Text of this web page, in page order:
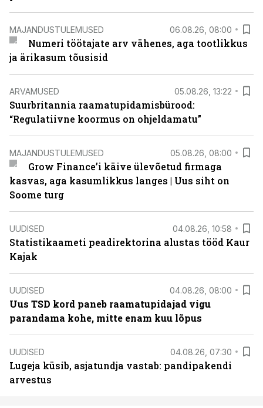
MAJANDUSTULEMUSED 06.08.26, 08:00
Numeri töötajate arv vähenes, aga tootlikkus
ja ärikasum tõusisid
ARVAMUSED 05.08.26, 13:22
Suurbritannia raamatupidamisbürood:
“Regulatiivne koormus on ohjeldamatu”
MAJANDUSTULEMUSED 05.08.26, 08:00
Grow Finance’i käive ülevõetud firmaga
kasvas, aga kasumlikkus langes | Uus siht on
Soome turg
UUDISED 04.08.26, 10:58
Statistikaameti peadirektorina alustas tööd Kaur
Kajak
UUDISED 04.08.26, 08:00
Uus TSD kord paneb raamatupidajad vigu
parandama kohe, mitte enam kuu lõpus
UUDISED 04.08.26, 07:30
Lugeja küsib, asjatundja vastab: pandipakendi
arvestus